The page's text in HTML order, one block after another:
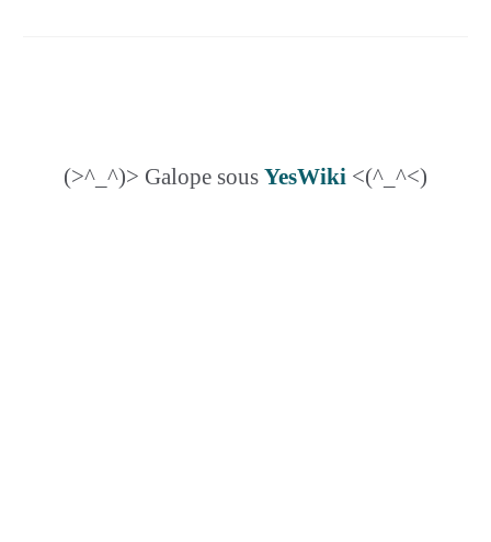
(>^_^)> Galope sous YesWiki <(^_^<)